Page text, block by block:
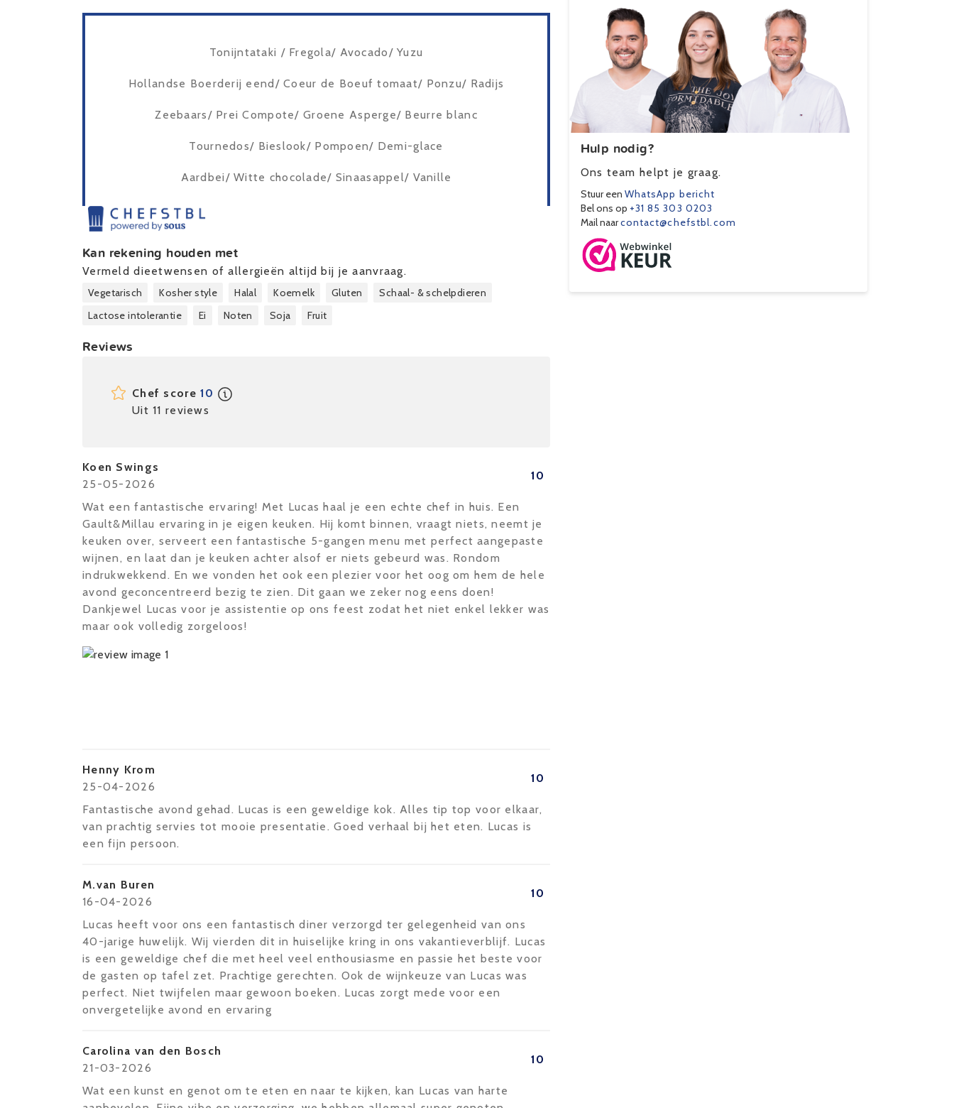
Tonijntataki / Fregola/ Avocado/ Yuzu
Hollandse Boerderij eend/ Coeur de Boeuf tomaat/ Ponzu/ Radijs
Zeebaars/ Prei Compote/ Groene Asperge/ Beurre blanc
Tournedos/ Bieslook/ Pompoen/ Demi-glace
Aardbei/ Witte chocolade/ Sinaasappel/ Vanille
Kan rekening houden met
Vermeld dieetwensen of allergieën altijd bij je aanvraag.
Vegetarisch Kosher style Halal Koemelk Gluten
Schaal- & schelpdieren
Lactose intolerantie
Ei Noten Soja Fruit
Reviews
Chef score10
Uit 11 reviews
Koen Swings
25-05-2026
10
Wat een fantastische ervaring! Met Lucas haal je een echte chef in huis. Een
Gault&Millau ervaring in je eigen keuken. Hij komt binnen, vraagt niets, neemt je
keuken over, serveert een fantastische 5-gangen menu met perfect aangepaste
wijnen, en laat dan je keuken achter alsof er niets gebeurd was. Rondom
indrukwekkend. En we vonden het ook een plezier voor het oog om hem de hele
avond geconcentreerd bezig te zien. Dit gaan we zeker nog eens doen!
Dankjewel Lucas voor je assistentie op ons feest zodat het niet enkel lekker was
maar ook volledig zorgeloos!
Henny Krom
25-04-2026
10
Fantastische avond gehad. Lucas is een geweldige kok. Alles tip top voor elkaar,
van prachtig servies tot mooie presentatie. Goed verhaal bij het eten. Lucas is
een fijn persoon.
M.van Buren
16-04-2026
10
Lucas heeft voor ons een fantastisch diner verzorgd ter gelegenheid van ons
40-jarige huwelijk. Wij vierden dit in huiselijke kring in ons vakantieverblijf. Lucas
is een geweldige chef die met heel veel enthousiasme en passie het beste voor
de gasten op tafel zet. Prachtige gerechten. Ook de wijnkeuze van Lucas was
perfect. Niet twijfelen maar gewoon boeken. Lucas zorgt mede voor een
onvergetelijke avond en ervaring
Carolina van den Bosch
21-03-2026
10
Wat een kunst en genot om te eten en naar te kijken, kan Lucas van harte
Hulp nodig?
Ons team helpt je graag.
Stuur een WhatsApp bericht
Bel ons op +31 85 303 0203
Mail naarcontact@chefstbl.com